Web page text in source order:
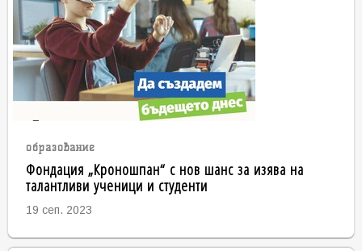
образование
Фондация „Кроношпан“ с нов шанс за изява на
талантливи ученици и студенти
19 сеп. 2023